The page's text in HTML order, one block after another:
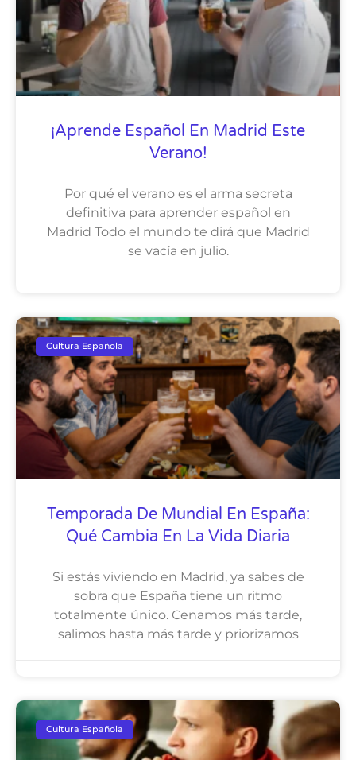
¡Aprende Español En Madrid Este
Verano!
Por qué el verano es el arma secreta
definitiva para aprender español en
Madrid Todo el mundo te dirá que Madrid
se vacía en julio.
Cultura Española
Temporada De Mundial En España:
Qué Cambia En La Vida Diaria
Si estás viviendo en Madrid, ya sabes de
sobra que España tiene un ritmo
totalmente único. Cenamos más tarde,
salimos hasta más tarde y priorizamos
Cultura Española